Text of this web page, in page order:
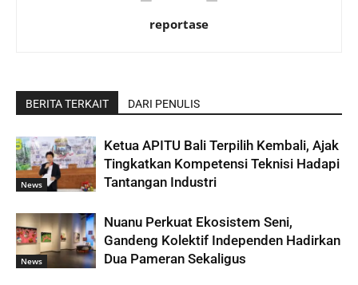
reportase
BERITA TERKAIT DARI PENULIS
News
Ketua APITU Bali Terpilih Kembali, Ajak
Tingkatkan Kompetensi Teknisi Hadapi
Tantangan Industri
News
Nuanu Perkuat Ekosistem Seni,
Gandeng Kolektif Independen Hadirkan
Dua Pameran Sekaligus